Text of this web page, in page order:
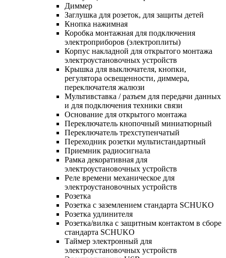
Диммер
Заглушка для розеток, для защиты детей
Кнопка нажимная
Коробка монтажная для подключения
электроприборов (электроплиты)
Корпус накладной для открытого монтажа
электроустановочных устройств
Крышка для выключателя, кнопки,
регулятора освещенности, диммера,
переключателя жалюзи
Мультивставка / разъем для передачи данных
и для подключения техники связи
Основание для открытого монтажа
Переключатель кнопочный миниатюрный
Переключатель трехступенчатый
Переходник розетки мультистандартный
Приемник радиосигнала
Рамка декоративная для
электроустановочных устройств
Реле времени механическое для
электроустановочных устройств
Розетка
Розетка с заземлением стандарта SCHUKO
Розетка удлинителя
Розетка/вилка с защитным контактом в сборе
стандарта SCHUKO
Таймер электронный для
электроустановочных устройств